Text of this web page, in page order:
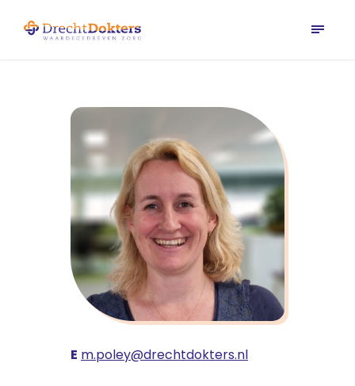
E m.poley@drechtdokters.nl